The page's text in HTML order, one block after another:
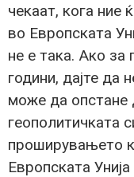
чекаат, кога ние
во Европската
не е така. Ако за
години, дајте да
може да опстане
геополитичката
проширувањето
Европската